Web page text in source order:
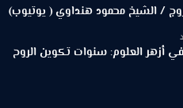
/ الشيخ محمود هنداوي ( يوتيوب)
أزهر العلوم: سنوات تكوين الروح